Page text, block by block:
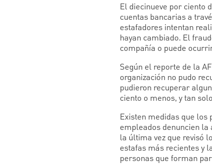
El diecinueve por ciento
cuentas bancarias a
estafadores intentan
hayan cambiado. El
compañía o puede
Según el reporte de la
organización no pudo
pudieron recuperar
ciento o menos, y tan
Existen medidas que
empleados denuncien la
la última vez que revisó
estafas más recientes y
personas que forman